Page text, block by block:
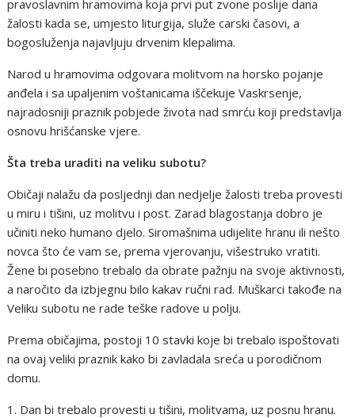
pravoslavnim hramovima koja prvi put zvone poslije dana
žalosti kada se, umjesto liturgija, služe carski časovi, a
bogosluženja najavljuju drvenim klepalima.
Narod u hramovima odgovara molitvom na horsko pojanje
anđela i sa upaljenim voštanicama iščekuje Vaskrsenje,
najradosniji praznik pobjede života nad smrću koji predstavlja
osnovu hrišćanske vjere.
Šta treba uraditi na veliku subotu?
Običaji nalažu da posljednji dan nedjelje žalosti treba provesti
u miru i tišini, uz molitvu i post. Zarad blagostanja dobro je
učiniti neko humano djelo. Siromašnima udijelite hranu ili nešto
novca što će vam se, prema vjerovanju, višestruko vratiti.
Žene bi posebno trebalo da obrate pažnju na svoje aktivnosti,
a naročito da izbjegnu bilo kakav ručni rad. Muškarci takođe na
Veliku subotu ne rade teške radove u polju.
Prema običajima, postoji 10 stavki koje bi trebalo ispoštovati
na ovaj veliki praznik kako bi zavladala sreća u porodičnom
domu.
1. Dan bi trebalo provesti u tišini, molitvama, uz posnu hranu.